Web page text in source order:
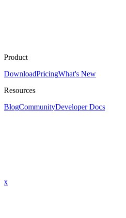
Product
DownloadPricingWhat's New
Resources
BlogCommunityDeveloper Docs
x